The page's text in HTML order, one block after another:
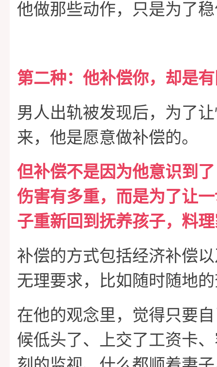
他做那些动作，只是为了
第二种：他补偿你，却是
男人出轨被发现后，为了
来，他是愿意做补偿的。
但补偿不是因为他意识到
伤害有多重，而是为了让
子重新回到抚养孩子，料
补偿的方式包括经济补偿
无理要求，比如随时随地
在他的观念里，觉得只要
候低头了、上交了工资卡